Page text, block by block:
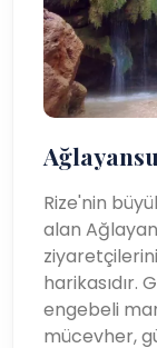
Rize'nin
alan
harikasıdır.
engebeli
mücevher,